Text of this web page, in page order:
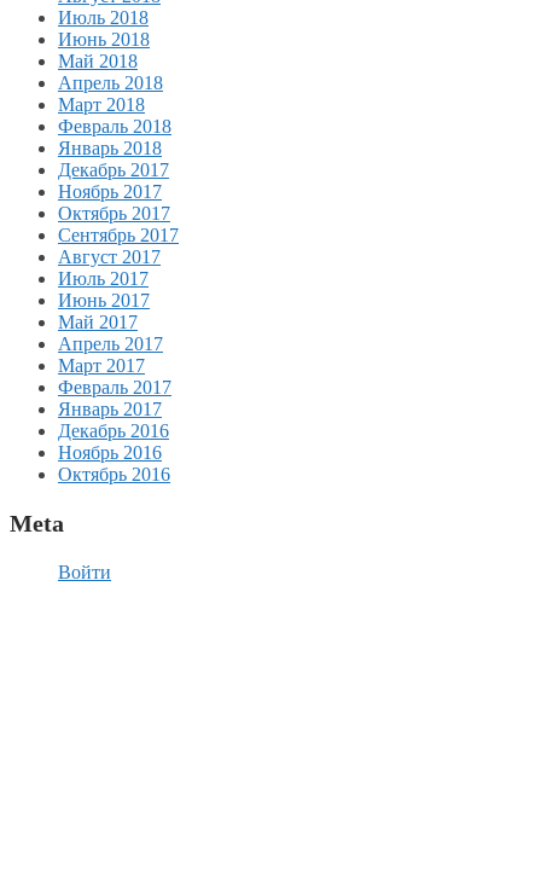
Июль 2018
Июнь 2018
Май 2018
Апрель 2018
Март 2018
Февраль 2018
Январь 2018
Декабрь 2017
Ноябрь 2017
Октябрь 2017
Сентябрь 2017
Август 2017
Июль 2017
Июнь 2017
Май 2017
Апрель 2017
Март 2017
Февраль 2017
Январь 2017
Декабрь 2016
Ноябрь 2016
Октябрь 2016
Meta
Войти